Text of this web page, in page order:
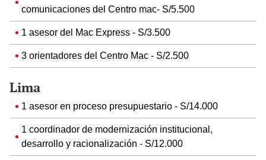
comunicaciones del Centro mac- S/5.500
1 asesor del Mac Express - S/3.500
3 orientadores del Centro Mac - S/2.500
Lima
1 asesor en proceso presupuestario - S/14.000
1 coordinador de modernización institucional,
desarrollo y racionalización - S/12.000